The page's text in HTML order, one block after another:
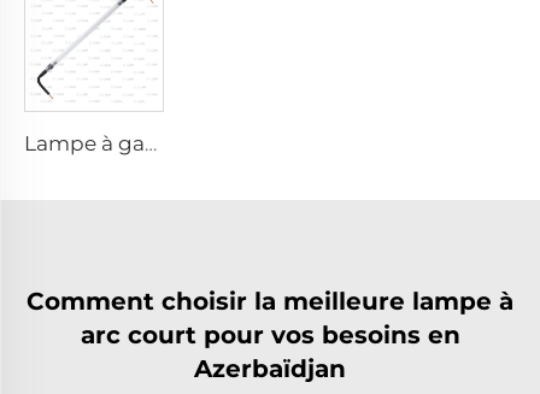
Lampe à gaz simulateur de lumière solaire D3801 – 10×160×210 mm
Comment choisir la meilleure lampe à
arc court pour vos besoins en
Azerbaïdjan